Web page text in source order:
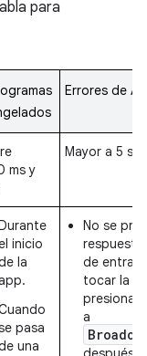
para
Errores de
ms y
Mayor a 5 s
inicio
la
pasa
una
No se
respuesta
de
tocar la
presionar
a